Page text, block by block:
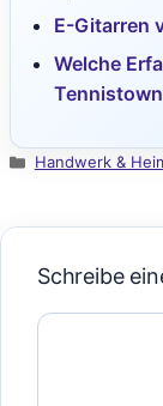
E-Gitarren
Welche
Kategorien
Handwerk &
Schreibe
Kommentar